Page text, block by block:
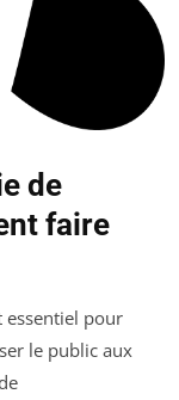
de
faire
essentiel pour
le public aux